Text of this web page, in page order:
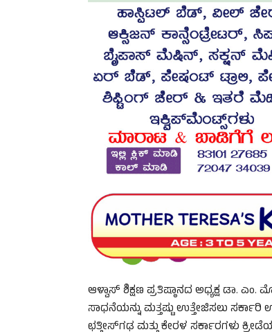
ಆಳ್ವಾಸ್ ಶಿಕ್ಷಣ ಪ್ರತಿಷ್ಠಾನದ ಅಧ್ಯಕ್ಷ ಡಾ.
ಸಾಧನೆಯನ್ನು ಮತ್ತಷ್ಟು ಉತ್ತೇಜಿಸಲು
ಛತ್ತೀಸ್‌ಗಢ ಮತ್ತು ಕೇರಳ ಸರ್ಕಾರಗಳು